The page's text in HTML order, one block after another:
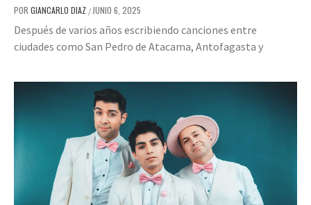
POR GIANCARLO DIAZ /JUNIO 6, 2025
Después de varios años escribiendo canciones entre
ciudades como San Pedro de Atacama, Antofagasta y